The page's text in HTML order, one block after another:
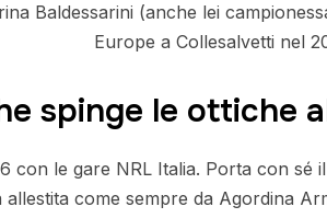
Baldessarini (anche lei
Europe a Collesalvetti nel
spinge le ottiche
con le gare NRL Italia. Porta con sé
allestita come sempre da Agordina